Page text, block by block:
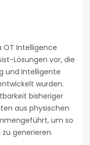
OT Intelligence
Lösungen vor, die
und Intelligente
wurden.
bisheriger
aus physischen
um so
generieren.